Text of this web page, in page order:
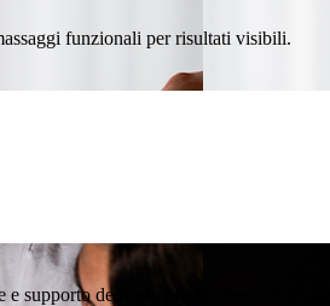
funzionali per risultati visibili.
supporto dedicato per far crescere il tuo